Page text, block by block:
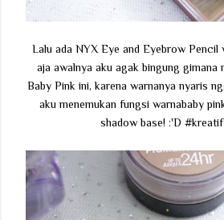
Lalu ada NYX Eye and Eyebrow Pencil
aja awalnya aku agak bingung gimana
Baby Pink ini, karena warnanya nyaris
aku menemukan fungsi warnababy
shadow base! :'D #kreatif